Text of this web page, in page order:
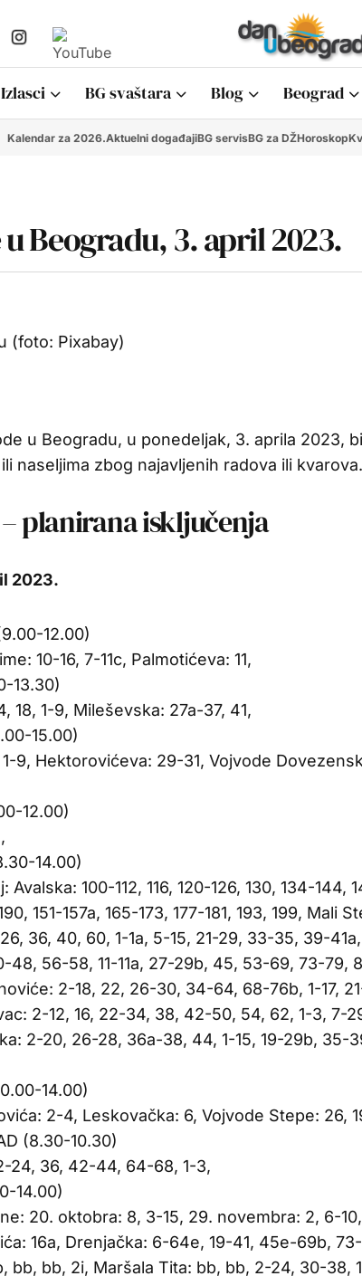
Izlasci BG svaštara Blog Beograd
Kalendar za 2026.Aktuelni događajiBG servisBG za DŽHoroskop
Beogradu, 3. april 2023.
u Beogradu, u ponedeljak, 3. aprila 2023,
naseljima zbog najavljenih radova ili kvarova.
– planirana isključenja
2023.
12.00)
10-16, 7-11c, Palmotićeva: 11,
13.30)
18, 1-9, Mileševska: 27a-37, 41,
15.00)
9, Hektorovićeva: 29-31, Vojvode
12.00)
14.00)
Avalska: 100-112, 116, 120-126, 130, 134-144,
151-157a, 165-173, 177-181, 193, 199, Mali
36, 40, 60, 1-1a, 5-15, 21-29, 33-35, 39-
48, 56-58, 11-11a, 27-29b, 45, 53-69, 73-79,
2-18, 22, 26-30, 34-64, 68-76b, 1-17,
2-12, 16, 22-34, 38, 42-50, 54, 62, 1-3, 7-
2-20, 26-28, 36a-38, 44, 1-15, 19-29b, 35-
14.00)
2-4, Leskovačka: 6, Vojvode Stepe: 26,
(8.30-10.30)
24, 36, 42-44, 64-68, 1-3,
14.00)
20. oktobra: 8, 3-15, 29. novembra: 2, 6-10,
16a, Drenjačka: 6-64e, 19-41, 45e-69b,
bb, bb, 2i, Maršala Tita: bb, bb, 2-24, 30-38,